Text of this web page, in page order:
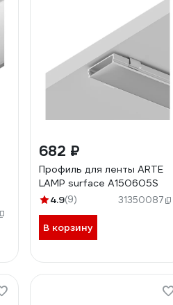
682 ₽
Профиль для ленты ARTE
LAMP surface A150605S
4.9(9) 31350087
В корзину